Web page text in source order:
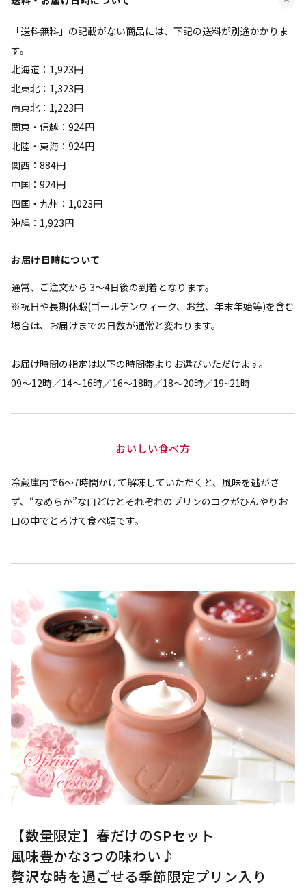
「送料無料」の記載がない商品には、下記の送料が別途かかりま
す。
北海道：1,923円
北東北：1,323円
南東北：1,223円
関東・信越：924円
北陸・東海：924円
関西：884円
中国：924円
四国・九州：1,023円
沖縄：1,923円
お届け日時について
通常、ご注文から 3～4日後の到着となります。
※祝日や長期休暇(ゴールデンウィーク、お盆、年末年始等)を含む
場合は、お届けまでの日数が通常と変わります。
お届け時間の指定は以下の時間帯よりお選びいただけます。
09〜12時／14〜16時／16〜18時／18〜20時／19~21時
おいしい食べ方
冷蔵庫内で6～7時間かけて解凍していただくと、風味を逃がさ
ず、“なめらか”な口どけとそれぞれのプリンのコクがひんやりお
口の中でとろけて食べ頃です。
【数量限定】春だけのSPセット
風味豊かな3つの味わい♪
贅沢な時を過ごせる季節限定プリン入り